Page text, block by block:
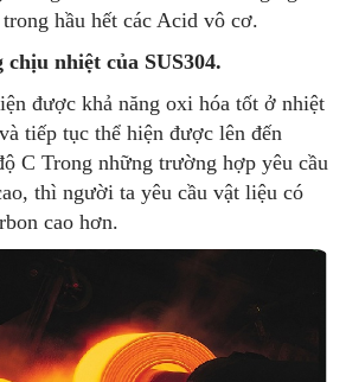
hầu hết các Acid vô cơ.
chịu nhiệt của SUS304.
được khả năng oxi hóa tốt ở nhiệt
tiếp tục thể hiện được lên đến
C Trong những trường hợp yêu cầu
thì người ta yêu cầu vật liệu có
cao hơn.